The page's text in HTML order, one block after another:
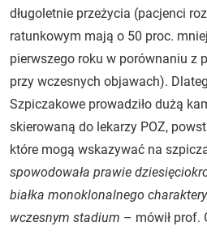
długoletnie przeżycia (pacjenci
ratunkowym mają o 50 proc.
pierwszego roku w porównaniu z
przy wczesnych objawach).
Szpiczakowe prowadziło dużą
skierowaną do lekarzy POZ,
które mogą wskazywać na
spowodowała prawie
białka monoklonalnego
wczesnym stadium – mówił prof.